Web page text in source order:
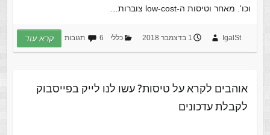
וכו'. מאחר וטיסות ה-low-cost צוברות…
IgalSt 1 בדצמבר 2018 כללי 6 תגובות קרא עוד
אוהבים לקרא על טיסות? עשו לנו לייק בפייסבוק
לקבלת עדכונים